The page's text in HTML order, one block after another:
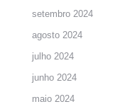
setembro 2024
agosto 2024
julho 2024
junho 2024
maio 2024